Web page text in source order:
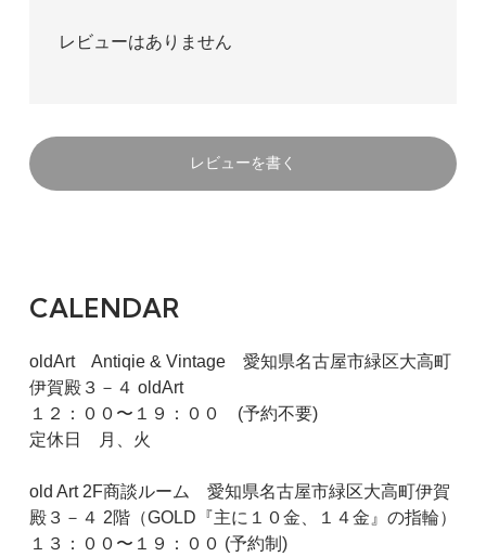
レビューはありません
レビューを書く
CALENDAR
oldArt Antiqie & Vintage 愛知県名古屋市緑区大高町
伊賀殿３－４ oldArt
１２：００〜１９：００ (予約不要)
定休日 月、火
old Art 2F商談ルーム 愛知県名古屋市緑区大高町伊賀
殿３－４ 2階（GOLD『主に１０金、１４金』の指輪）
１３：００〜１９：００ (予約制)